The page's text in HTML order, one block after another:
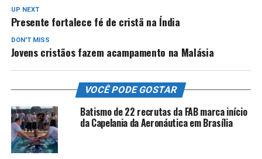
UP NEXT
Presente fortalece fé de cristã na Índia
DON'T MISS
Jovens cristãos fazem acampamento na Malásia
VOCÊ PODE GOSTAR
Batismo de 22 recrutas da FAB marca início
da Capelania da Aeronáutica em Brasília